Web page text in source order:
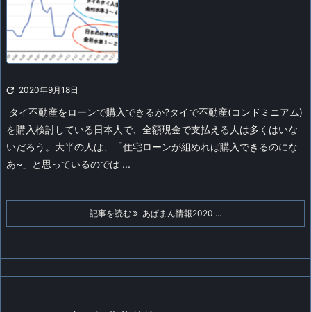
 2020年9月18日
タイ不動産をローンで購入できるか?タイで不動産(コンドミニアム)
を購入検討している日本人で、全額現金で支払える人は多くはいな
いだろう。大半の人は、「住宅ローンが組めれば購入できるのにな
あ~」と思っているのでは ...
記事を読む あぱまん情報2020 ...